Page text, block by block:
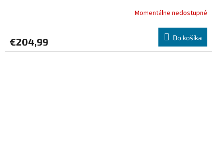
A
R
M
Momentálne nedostupné
€204,99 Do košíka